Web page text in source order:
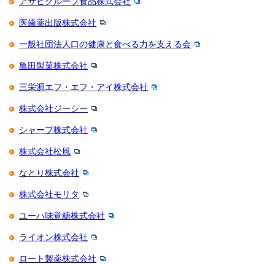
医歯薬出版株式会社
一般社団法人口の健康と食べる力を支える会
亀田製菓株式会社
三栄源エフ・エフ・アイ株式会社
株式会社ジーシー
シャープ株式会社
株式会社松風
なとり株式会社
株式会社モリタ
ユーハ味覚糖株式会社
ライオン株式会社
ロート製薬株式会社